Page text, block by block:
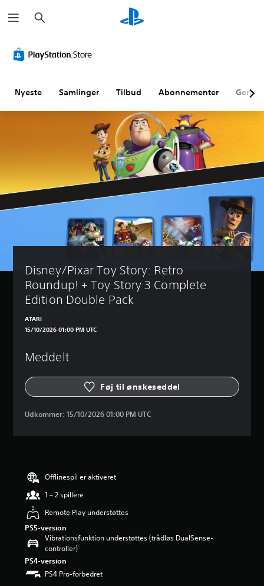
ø
g
Nyeste Samlinger Tilbud Abonnementer
Disney/Pixar Toy Story: Retro
Roundup! + Toy Story 3 Complete
Edition Double Pack
ATARI
15/10/2026 01:00 PM UTC
Meddelt
Føj til ønskeseddel
Udkommer: 15/10/2026 01:00 PM UTC
Offlinespil er aktiveret
1 – 2 spillere
Remote Play understøttes
PS5-version
Vibrationsfunktion understøttes (trådløs DualSense-
controller)
PS4-version
PS4 Pro-forbedret